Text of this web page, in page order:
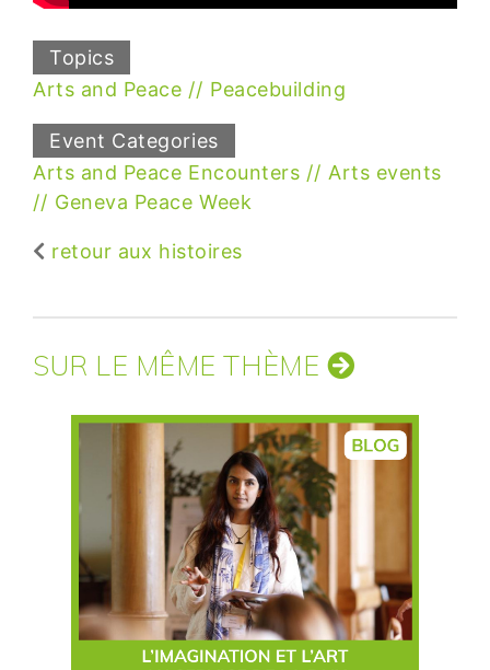
Topics
Arts and Peace
Peacebuilding
Event Categories
Arts and Peace Encounters
Arts events
Geneva Peace Week
retour aux histoires
SUR LE MÊME THÈME